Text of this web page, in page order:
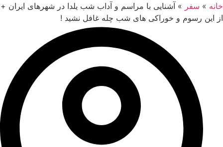
خانه » سفر » آشنایی با مراسم و آداب شب یلدا در شهرهای ایران +
از این رسوم و خوراکی های شب چله غافل نشید !